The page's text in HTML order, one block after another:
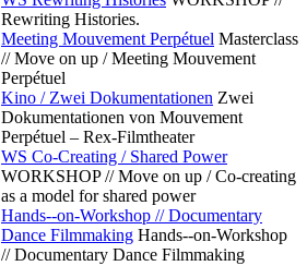
Rewriting Histories.
Meeting Mouvement Perpétuel Masterclass
// Move on up / Meeting Mouvement
Perpétuel
Kino / Zwei Dokumentationen Zwei
Dokumentationen von Mouvement
Perpétuel – Rex-Filmtheater
WS Co-Creating / Shared Power
WORKSHOP // Move on up / Co-creating
as a model for shared power
Hands--on-Workshop // Documentary
Dance Filmmaking Hands--on-Workshop
// Documentary Dance Filmmaking